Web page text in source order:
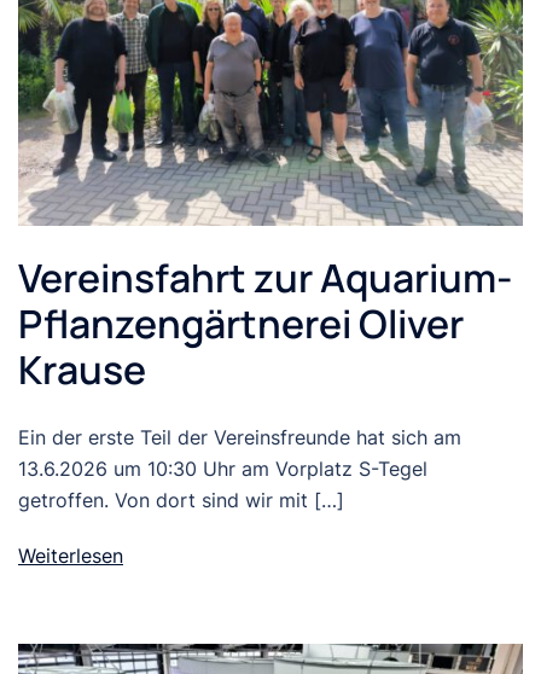
Vereinsfahrt zur Aquarium-
Pflanzengärtnerei Oliver
Krause
Ein der erste Teil der Vereinsfreunde hat sich am
13.6.2026 um 10:30 Uhr am Vorplatz S-Tegel
getroffen. Von dort sind wir mit […]
Weiterlesen